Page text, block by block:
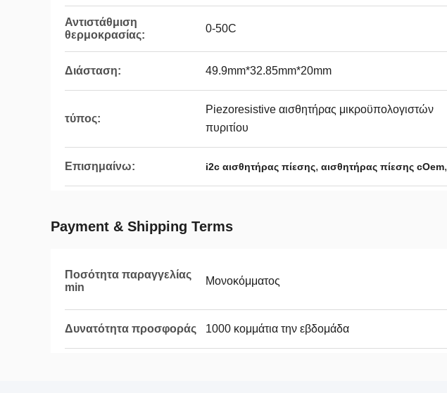
Αντιστάθμιση
θερμοκρασίας:
0-50C
Διάσταση: 49.9mm*32.85mm*20mm
τύπος:
Piezoresistive αισθητήρας μικροϋπολογιστών
πυριτίου
Επισημαίνω: i2c αισθητήρας πίεσης, αισθητήρας πίεσης cOem,
Payment & Shipping Terms
Ποσότητα παραγγελίας
min
Μονοκόμματος
Δυνατότητα προσφοράς 1000 κομμάτια την εβδομάδα